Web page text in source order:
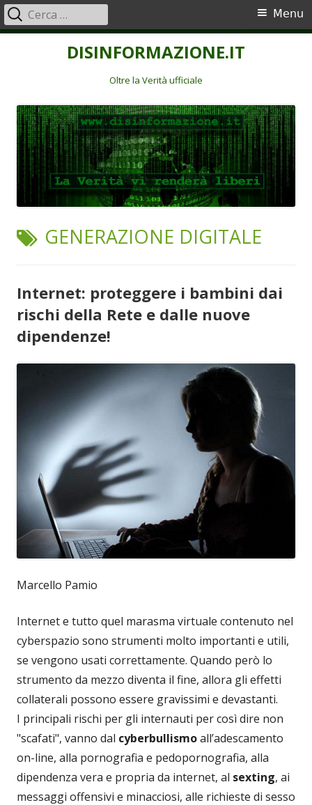
DISINFORMAZIONE.IT
Oltre la Verità ufficiale
Menu
principale
Menu
Ricerca
per:
TAG:
GENERAZIONE DIGITALE
Internet: proteggere i bambini dai
rischi della Rete e dalle nuove
dipendenze!
Marcello Pamio
Internet e tutto quel marasma virtuale contenuto nel
cyberspazio sono strumenti molto importanti e utili,
se vengono usati correttamente. Quando però lo
strumento da mezzo diventa il fine, allora gli effetti
collaterali possono essere gravissimi e devastanti.
I principali rischi per gli internauti per così dire non
"scafati", vanno dal cyberbullismoall’adescamento
on-line, alla pornografia e pedopornografia, alla
dipendenza vera e propria da internet, al sexting, ai
messaggi offensivi e minacciosi, alle richieste di sesso